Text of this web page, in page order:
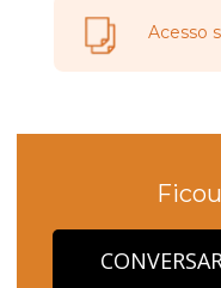
Acesso